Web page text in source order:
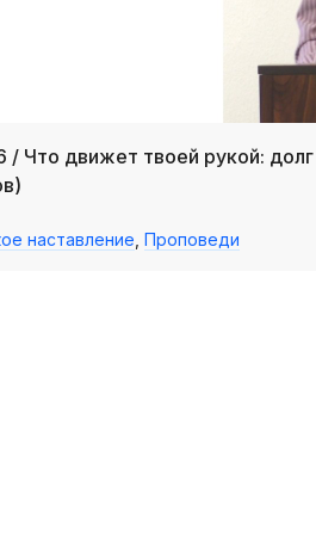
/ Что движет твоей рукой:
наставление Проповеди